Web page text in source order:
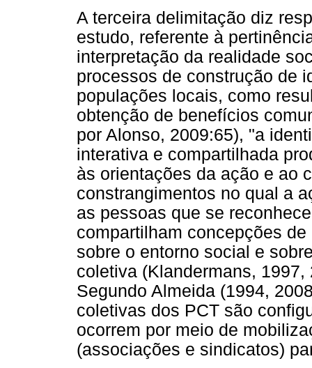
A terceira delimitação diz
estudo, referente à
interpretação da realidade
processos de construção de
populações locais, como
obtenção de benefícios
por Alonso, 2009:65), "a
interativa e compartilhada
às orientações da ação e ao
constrangimentos no qual a
as pessoas que se
compartilham concepções
sobre o entorno social e
coletiva (Klandermans,
Segundo Almeida (1994,
coletivas dos PCT são
ocorrem por meio de
(associações e sindicatos)